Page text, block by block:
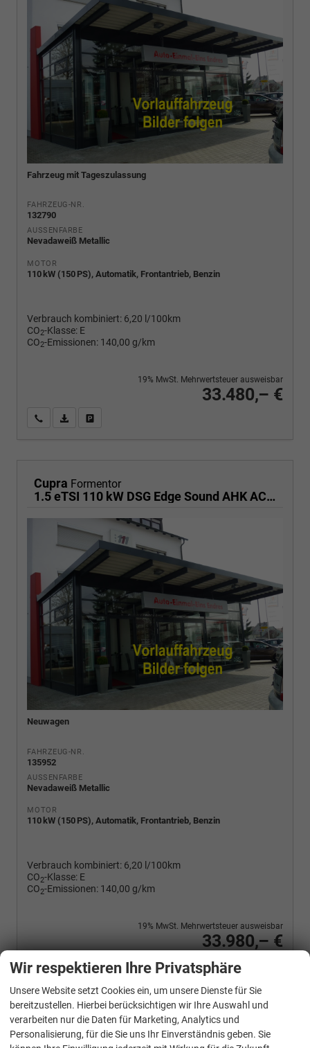
Fahrzeug mit Tageszulassung
FAHRZEUG-NR.
132790
AUSSENFARBE
Nevadaweiß Metallic
MOTOR
110 kW (150 PS), Automatik, Frontantrieb, Benzin
Verbrauch kombiniert: 6,20 l/100km
CO2-Klasse: E
CO2-Emissionen: 140,00 g/km
33.480,– €
19% MwSt. Mehrwertsteuer ausweisbar
Wir rufen Sie anPDF-Fahrzeugexposé drucken
Cupra Formentor
1.5 eTSI 110 kW DSG Edge Sound AHK ACC LED
Neuwagen
FAHRZEUG-NR.
135952
AUSSENFARBE
Nevadaweiß Metallic
MOTOR
110 kW (150 PS), Automatik, Frontantrieb, Benzin
Verbrauch kombiniert: 6,20 l/100km
CO2-Klasse: E
CO2-Emissionen: 140,00 g/km
33.980,– €
19% MwSt. Mehrwertsteuer ausweisbar
Wir rufen Sie an
PDF-Fahrzeugexposé drucken
Fahrzeug drucken, parken oder vergleichen
Cupra Formentor
1.5 eTSI 110 kW DSG Edge Sound AHK ACC LED
Wir respektieren Ihre Privatsphäre
Unsere Website setzt Cookies ein, um unsere Dienste für Sie
bereitzustellen. Hierbei berücksichtigen wir Ihre Auswahl und
verarbeiten nur die Daten für Marketing, Analytics und
Personalisierung, für die Sie uns Ihr Einverständnis geben. Sie